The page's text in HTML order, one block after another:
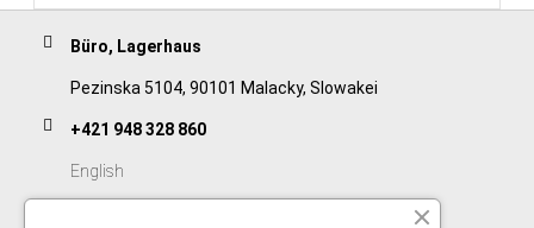
Büro, Lagerhaus
Pezinska 5104, 90101 Malacky, Slowakei
+421 948 328 860
English